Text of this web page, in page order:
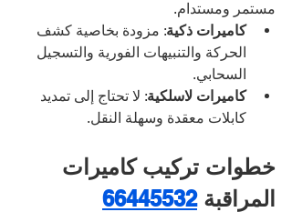
مستمر ومستدام.
كاميرات ذكية: مزودة بخاصية كشف
الحركة والتنبيهات الفورية والتسجيل
السحابي.
كاميرات لاسلكية: لا تحتاج إلى تمديد
كابلات معقدة وسهلة النقل.
خطوات تركيب كاميرات
المراقبة 66445532